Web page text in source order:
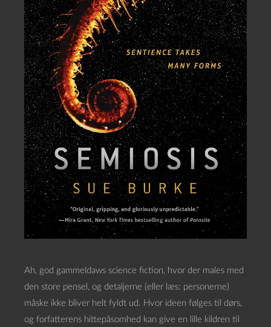
Ah, god gammeldaws science fiction, hvor der males med
den store pensel, og detaljerne (eller læs: personerne)
måske ikke bliver helt fyldt ud. Hvor ideen følges til dørs,
og forfatterens hittepåsomhed kan give en lille kildren til